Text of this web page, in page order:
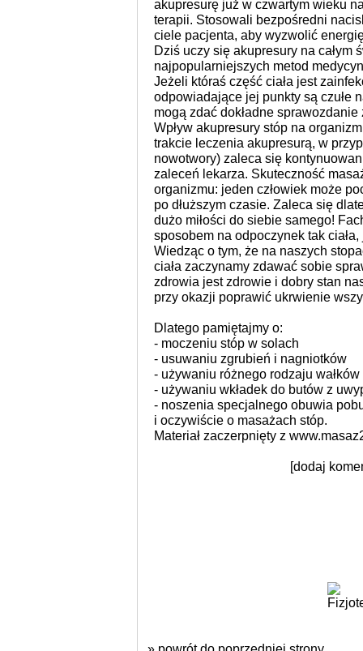
akupresurę już w czwartym wieku
terapii. Stosowali bezpośredni
ciele pacjenta, aby wyzwolić
Dziś uczy się akupresury na całym
najpopularniejszych metod
Jeżeli któraś część ciała jest
odpowiadające jej punkty są czułe
mogą zdać dokładne
Wpływ akupresury stóp na
trakcie leczenia akupresurą, w
nowotwory) zaleca się
zaleceń lekarza. Skuteczność
organizmu: jeden człowiek może
po dłuższym czasie. Zaleca się
dużo miłości do siebie samego!
sposobem na odpoczynek tak
Wiedząc o tym, że na naszych
ciała zaczynamy zdawać sobie
zdrowia jest zdrowie i dobry stan
przy okazji poprawić ukrwienie
Dlatego pamiętajmy o:
- moczeniu stóp w solach
- usuwaniu zgrubień i nagniotków
- używaniu różnego rodzaju
- używaniu wkładek do butów z
- noszenia specjalnego obuwia
i oczywiście o masażach stóp.
Materiał zaczerpnięty z
[dodaj